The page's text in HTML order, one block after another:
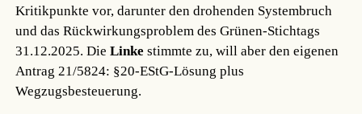
Kritikpunkte vor, darunter den drohenden Systembruch
und das Rückwirkungsproblem des Grünen-Stichtags
31.12.2025. DieLinke stimmte zu, will aber den eigenen
Antrag 21/5824: §20-EStG-Lösung plus
Wegzugsbesteuerung.